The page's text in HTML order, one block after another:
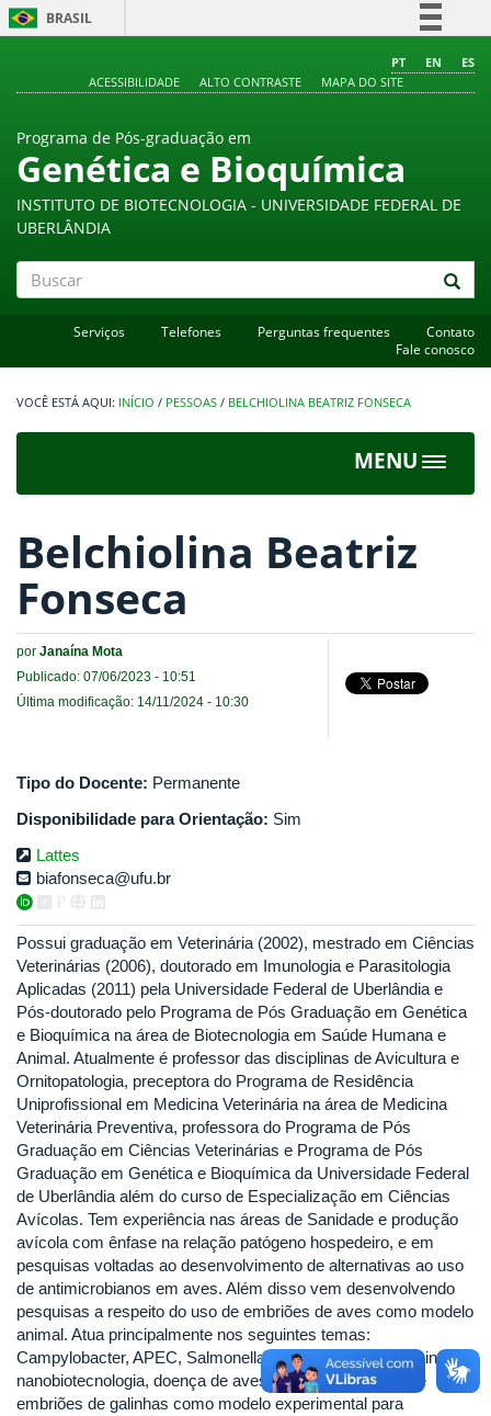
BRASIL
Comunica BR
Acesso à informação
Legislação
PT EN
ES
ACESSIBILIDADE
ALTO CONTRASTE MAPA DO SITE
Programa de Pós-graduação em
Genética e Bioquímica
INSTITUTO DE BIOTECNOLOGIA - UNIVERSIDADE FEDERAL DE
UBERLÂNDIA
Serviços Telefones Perguntas frequentes
Contato
Fale conosco
INÍCIO / PESSOAS / BELCHIOLINA BEATRIZ FONSECA
MENU
Toggle
Belchiolina Beatriz
Fonseca
por Janaína Mota
Publicado: 07/06/2023 - 10:51
Última modificação: 14/11/2024 - 10:30
Tipo do Docente: Permanente
Disponibilidade para Orientação: Sim
Lattes
biafonseca@ufu.br
Possui graduação em Veterinária (2002), mestrado em Ciências
Veterinárias (2006), doutorado em Imunologia e Parasitologia
Aplicadas (2011) pela Universidade Federal de Uberlândia e
Pós-doutorado pelo Programa de Pós Graduação em Genética
e Bioquímica na área de Biotecnologia em Saúde Humana e
Animal. Atualmente é professor das disciplinas de Avicultura e
Ornitopatologia, preceptora do Programa de Residência
Uniprofissional em Medicina Veterinária na área de Medicina
Veterinária Preventiva, professora do Programa de Pós
Graduação em Ciências Veterinárias e Programa de Pós
Graduação em Genética e Bioquímica da Universidade Federal
de Uberlândia além do curso de Especialização em Ciências
Avícolas. Tem experiência nas áreas de Sanidade e produção
avícola com ênfase na relação patógeno hospedeiro, e em
pesquisas voltadas ao desenvolvimento de alternativas ao uso
de antimicrobianos em aves. Além disso vem desenvolvendo
pesquisas a respeito do uso de embriões de aves como modelo
animal. Atua principalmente nos seguintes temas:
Campylobacter, APEC, Salmonella, Erysipelothrix sp strain 2,
nanobiotecnologia, doença de aves de produção e uso de
embriões de galinhas como modelo experimental para